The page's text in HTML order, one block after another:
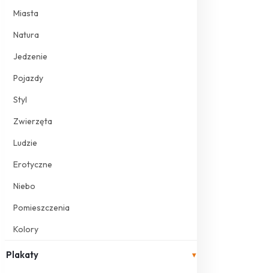
Miasta
Natura
Jedzenie
Pojazdy
Styl
Zwierzęta
Ludzie
Erotyczne
Niebo
Pomieszczenia
Kolory
Plakaty ▾